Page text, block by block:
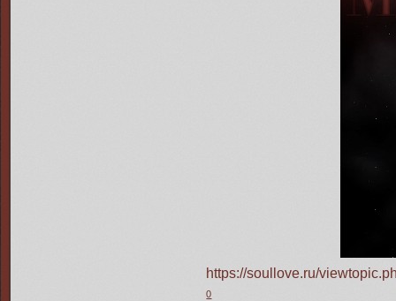
https://soullove.ru/
0